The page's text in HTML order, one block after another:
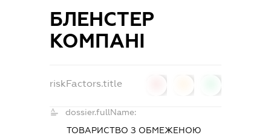
БЛЕНСТЕР
КОМПАНІ
riskFactors.title
dossier.fullName:
ТОВАРИСТВО З ОБМЕЖЕНОЮ